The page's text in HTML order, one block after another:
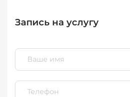
Запись на услугу